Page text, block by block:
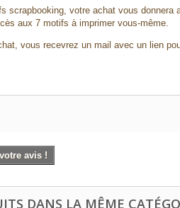
scrapbooking, votre achat vous
aux 7 motifs à imprimer vous-même.
vous recevrez un mail avec un lien
avis !
DANS LA MÊME